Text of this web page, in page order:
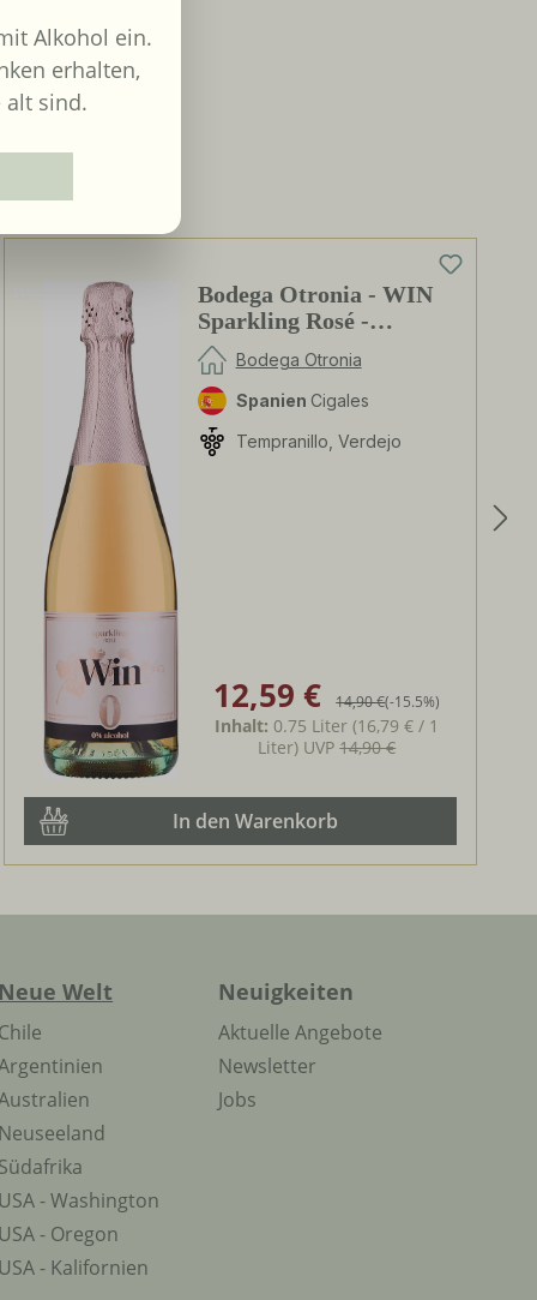
Bodega Otronia - WIN
Sparkling Rosé -
alkoholfrei
Bodega Otronia
Spanien Cigales
Tempranillo, Verdejo
Verkaufspreis:
12,59 € Regulärer Preis:
14,90 €(-15.5%)
Inhalt: 0.75 Liter(16,79 € / 1
Liter) UVP14,90 €
In den Warenkorb
Welt
- Washington
- Oregon
- Kalifornien
Neuigkeiten
Aktuelle Angebote
Newsletter
Jobs
Alkohol ein.
erhalten,
alt sind.